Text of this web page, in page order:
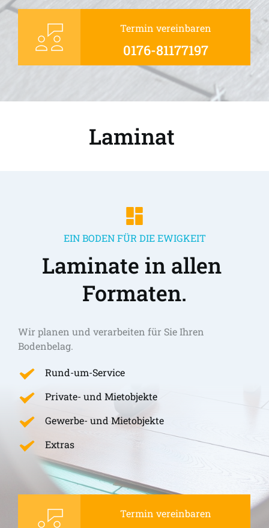
Termin vereinbaren
0176-81177197
Laminat
EIN BODEN FÜR DIE EWIGKEIT
Laminate in allen
Formaten.
Wir planen und verarbeiten für Sie Ihren
Bodenbelag.
Rund-um-Service
Private- und Mietobjekte
Gewerbe- und Mietobjekte
Extras
Termin vereinbaren